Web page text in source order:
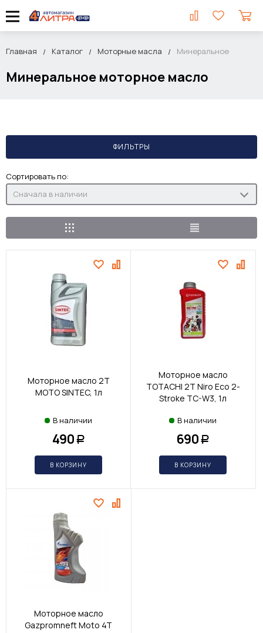
Главная Каталог Моторные масла Минеральное
Минеральное моторное масло
ФИЛЬТРЫ
Сортировать по:
Сначала в наличии
Моторное масло 2T
MOTO SINTEC, 1л
В наличии
490 Р
В КОРЗИНУ
Моторное масло
TOTACHI 2Т Niro Eco 2-
Stroke TC-W3, 1л
В наличии
690 Р
В КОРЗИНУ
Моторное масло
Gazpromneft Moto 4T